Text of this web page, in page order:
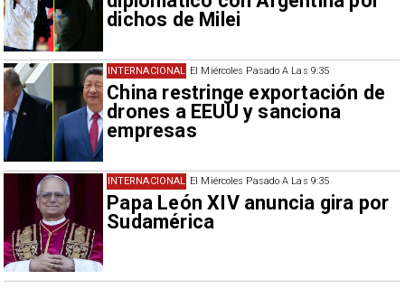
dichos de Milei
El Miércoles Pasado A Las 9:35
China restringe exportación de
drones a EEUU y sanciona
empresas
INTERNACIONAL
El Miércoles Pasado A Las 9:35
Papa León XIV anuncia gira por
Sudamérica
INTERNACIONAL